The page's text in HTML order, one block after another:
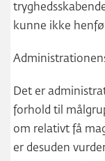
kunne ikke
Det er
forhold til
om relativt få
er desuden